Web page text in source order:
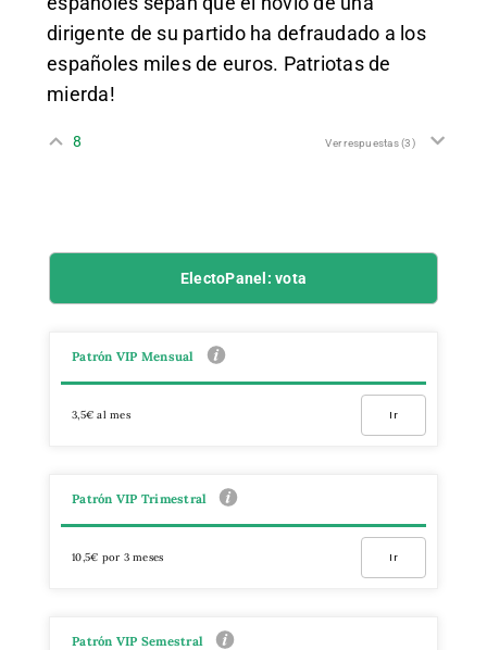
dirigente de su partido ha defraudado a los
españoles miles de euros. Patriotas de
mierda!
8 Ver respuestas(3)
ElectoPanel: vota
Patrón VIP Mensual
3,5€ al mes Ir
Patrón VIP Trimestral
10,5€ por 3 meses Ir
Patrón VIP Semestral